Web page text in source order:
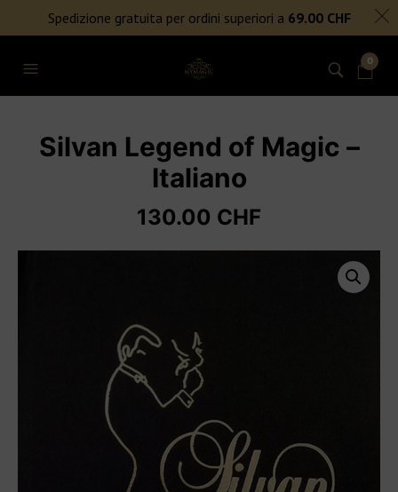
SPEDIZIONE GRATUITA PER ORDINI SUPERIORI A 69€
NIENTE DAZI DOGANALI
0
Silvan Legend of Magic –
Italiano
130.00 CHF
Spedizione gratuita per ordini superiori a 69.00 CHF